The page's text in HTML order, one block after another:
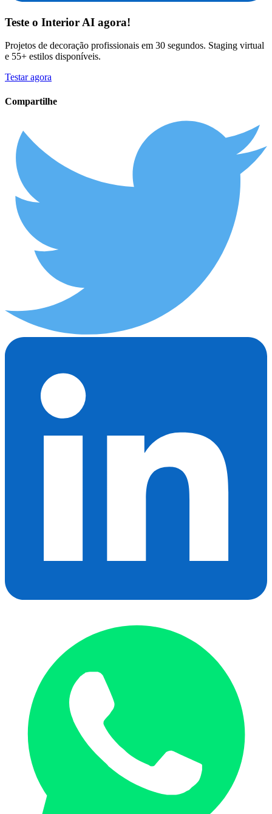
Teste o Interior AI agora!
Projetos de decoração profissionais em 30 segundos. Staging virtual
e 55+ estilos disponíveis.
Testar agora
Compartilhe